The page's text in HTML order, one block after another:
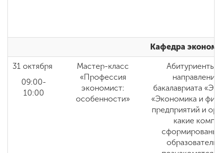
Кафедра
31 октября
09:00-
10:00
Мастер-класс
«Профессия
экономист:
особенности»
Абитуриенты
бакалавриата
«Экономика и
предприятий и
какие
сформированы